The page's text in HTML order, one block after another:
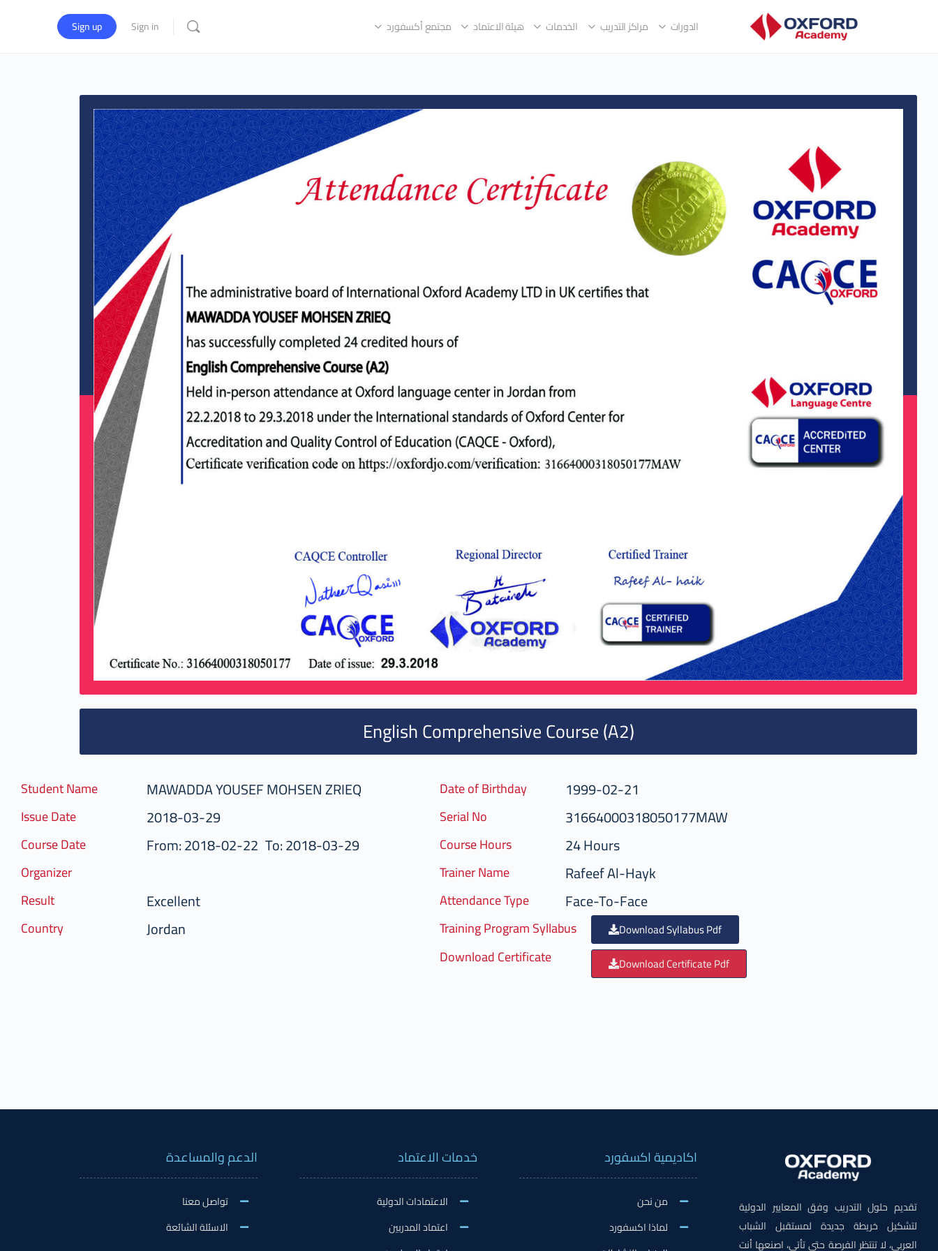
الدورات مراكز التدريب الخدمات هيئة الاعتماد مجتمع أكسفورد Sign in
Sign up
English Comprehensive Course (A2)
Student Name MAWADDA YOUSEF MOHSEN ZRIEQ Date of Birthday 1999-02-21
Issue Date 2018-03-29 Serial No 31664000318050177MAW
Course Date From: 2018-02-22 To: 2018-03-29 Course Hours 24 Hours
Organizer Trainer Name Rafeef Al-Hayk
Result Excellent Attendance Type Face-To-Face
Country Jordan Training Program Syllabus Download Syllabus Pdf
Download Certificate Download Certificate Pdf
تقديم حلول التدريب وفق المعايير الدولية
لتشكيل خريطة جديدة لمستقبل الشباب
العربي، لا تنتظر الفرصة حتى تأتي، اصنعها أنت
اكاديمية اكسفورد
من نحن
لماذا اكسفورد
خدمات الاعتماد
الاعتمادات الدولية
اعتماد المدربين
الدعم والمساعدة
تواصل معنا
الاسئلة الشائعة